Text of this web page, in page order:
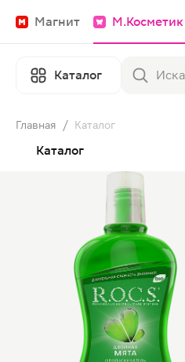
Магнит М.Косметик
Каталог
Главная / Каталог
Каталог